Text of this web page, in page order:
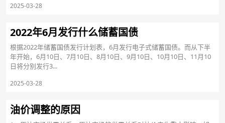
2025-03-28
2022年6月发行什么储蓄国债
根据2022年储蓄国债发行计划表，6月发行电子式储蓄国债。而从下半
年开始，6月10日、7月10日、8月10日、9月10日、10月10日、11月10
日将分别发行3...
2025-03-28
油价调整的原因